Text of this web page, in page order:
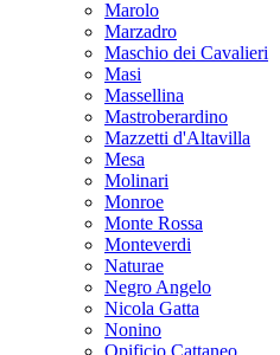
Marolo
Marzadro
Maschio dei Cavalieri
Masi
Massellina
Mastroberardino
Mazzetti d'Altavilla
Mesa
Molinari
Monroe
Monte Rossa
Monteverdi
Naturae
Negro Angelo
Nicola Gatta
Nonino
Opificio Cattaneo